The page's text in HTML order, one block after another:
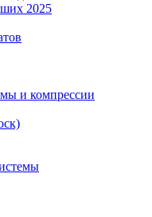
2025
и компрессии